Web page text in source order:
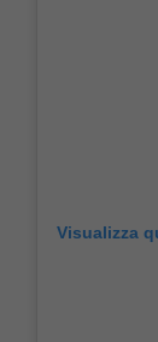
Visualizza